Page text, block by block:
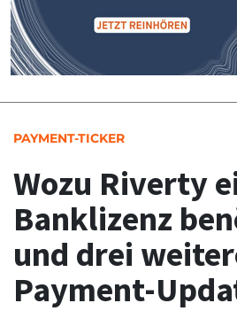
PAYMENT-TICKER
Wozu Riverty
Banklizenz
und drei
Payment-